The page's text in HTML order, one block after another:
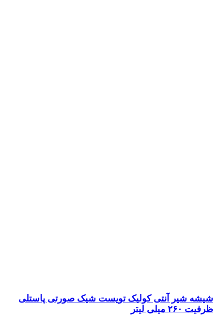
شیشه شیر آنتی کولیک تویست شیک صورتی پاستلی
ظرفیت ۲۶۰ میلی لیتر